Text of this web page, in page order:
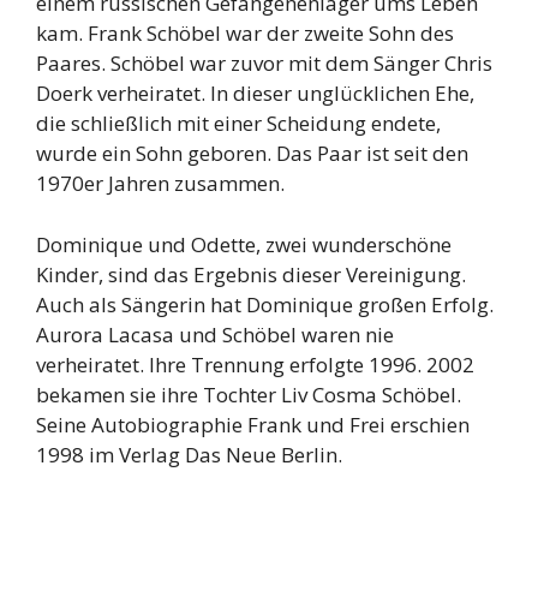
kam. Frank Schöbel war der zweite Sohn des
Paares. Schöbel war zuvor mit dem Sänger Chris
Doerk verheiratet. In dieser unglücklichen Ehe,
die schließlich mit einer Scheidung endete,
wurde ein Sohn geboren. Das Paar ist seit den
1970er Jahren zusammen.
Dominique und Odette, zwei wunderschöne
Kinder, sind das Ergebnis dieser Vereinigung.
Auch als Sängerin hat Dominique großen Erfolg.
Aurora Lacasa und Schöbel waren nie
verheiratet. Ihre Trennung erfolgte 1996. 2002
bekamen sie ihre Tochter Liv Cosma Schöbel.
Seine Autobiographie Frank und Frei erschien
1998 im Verlag Das Neue Berlin.